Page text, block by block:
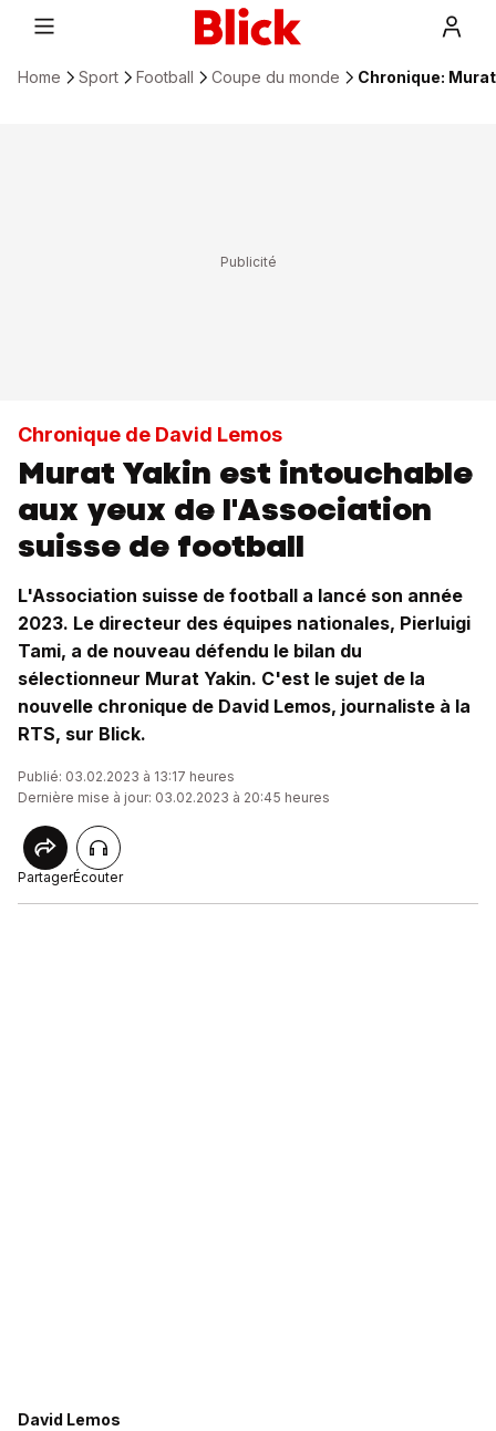
Home Sport Football Coupe du monde Chronique:
Chronique de David Lemos
Murat Yakin est intouchable
aux yeux de l'Association
suisse de football
L'Association suisse de football a lancé son année
2023. Le directeur des équipes nationales, Pierluigi
Tami, a de nouveau défendu le bilan du
sélectionneur Murat Yakin. C'est le sujet de la
nouvelle chronique de David Lemos, journaliste à la
RTS, sur Blick.
Publié: 03.02.2023 à 13:17 heures
Dernière mise à jour: 03.02.2023 à 20:45 heures
PartagerÉcouter
David Lemos